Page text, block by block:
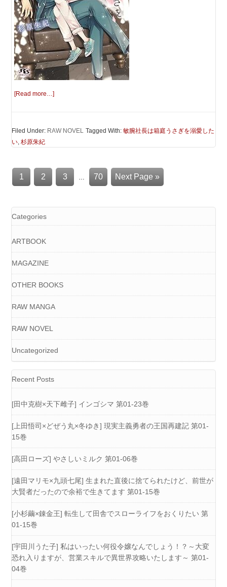
[Read more…]
Filed Under: RAW NOVEL Tagged With:敏腕社長は箱庭うさぎを溺愛した
い,杉原朱紀
1 2 3 … 70 Next Page »
Categories
ARTBOOK
MAGAZINE
OTHER BOOKS
RAW MANGA
RAW NOVEL
Uncategorized
Recent Posts
[田中克樹×天下雌子] インゴシマ 第01-23巻
[上田悟司×どぜう丸×冬ゆき] 現実主義勇者の王国再建記 第01-
15巻
[高田ローズ] やさしいミルク 第01-06巻
[遠田マリモ×九頭七尾] 生まれた直後に捨てられたけど、前世が
大賢者だったので余裕で生きてます 第01-15巻
[小杉繭×錬金王] 転生して田舎でスローライフをおくりたい 第
01-15巻
[宇田川うた子] 私はいったい何役令嬢なんでしょう！？～大変
恐れ入りますが、営業スキルで異世界攻略いたします～ 第01-
04巻